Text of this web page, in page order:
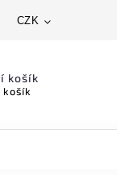
CZK
košík
košík